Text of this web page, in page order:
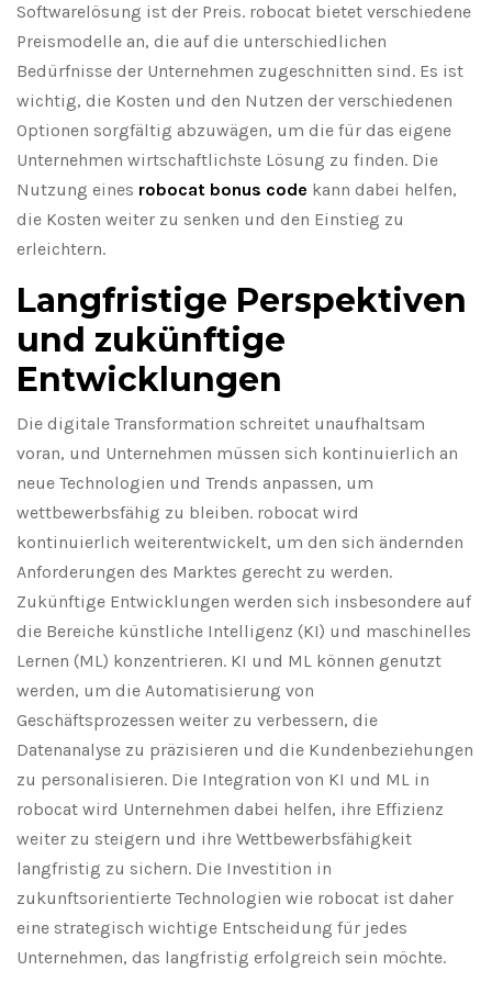
Softwarelösung ist der Preis. robocat bietet verschiedene
Preismodelle an, die auf die unterschiedlichen
Bedürfnisse der Unternehmen zugeschnitten sind. Es ist
wichtig, die Kosten und den Nutzen der verschiedenen
Optionen sorgfältig abzuwägen, um die für das eigene
Unternehmen wirtschaftlichste Lösung zu finden. Die
Nutzung eines robocat bonus code kann dabei helfen,
die Kosten weiter zu senken und den Einstieg zu
erleichtern.
Langfristige Perspektiven
und zukünftige
Entwicklungen
Die digitale Transformation schreitet unaufhaltsam
voran, und Unternehmen müssen sich kontinuierlich an
neue Technologien und Trends anpassen, um
wettbewerbsfähig zu bleiben. robocat wird
kontinuierlich weiterentwickelt, um den sich ändernden
Anforderungen des Marktes gerecht zu werden.
Zukünftige Entwicklungen werden sich insbesondere auf
die Bereiche künstliche Intelligenz (KI) und maschinelles
Lernen (ML) konzentrieren. KI und ML können genutzt
werden, um die Automatisierung von
Geschäftsprozessen weiter zu verbessern, die
Datenanalyse zu präzisieren und die Kundenbeziehungen
zu personalisieren. Die Integration von KI und ML in
robocat wird Unternehmen dabei helfen, ihre Effizienz
weiter zu steigern und ihre Wettbewerbsfähigkeit
langfristig zu sichern. Die Investition in
zukunftsorientierte Technologien wie robocat ist daher
eine strategisch wichtige Entscheidung für jedes
Unternehmen, das langfristig erfolgreich sein möchte.